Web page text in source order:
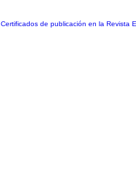
Certificados de publicación en la Revista